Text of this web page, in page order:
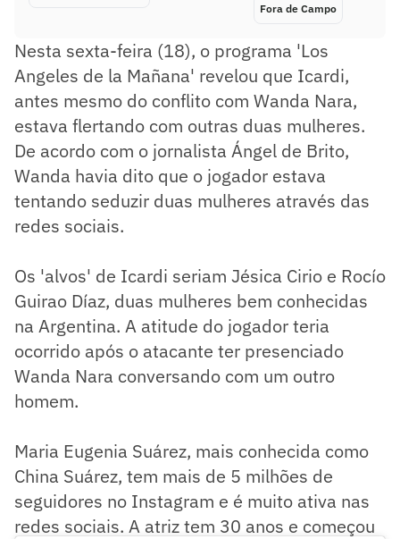
Fora de Campo
Nesta sexta-feira (18), o programa 'Los
Angeles de la Mañana' revelou que Icardi,
antes mesmo do conflito com Wanda Nara,
estava flertando com outras duas mulheres.
De acordo com o jornalista Ángel de Brito,
Wanda havia dito que o jogador estava
tentando seduzir duas mulheres através das
redes sociais.
Os 'alvos' de Icardi seriam Jésica Cirio e Rocío
Guirao Díaz, duas mulheres bem conhecidas
na Argentina. A atitude do jogador teria
ocorrido após o atacante ter presenciado
Wanda Nara conversando com um outro
homem.
Maria Eugenia Suárez, mais conhecida como
China Suárez, tem mais de 5 milhões de
seguidores no Instagram e é muito ativa nas
redes sociais. A atriz tem 30 anos e começou